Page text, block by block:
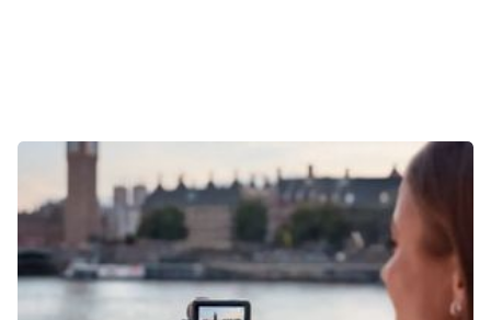
Kontakt
Impressum